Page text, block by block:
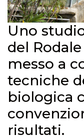
Uno
del
messo a
tecniche
biologica
risultati.